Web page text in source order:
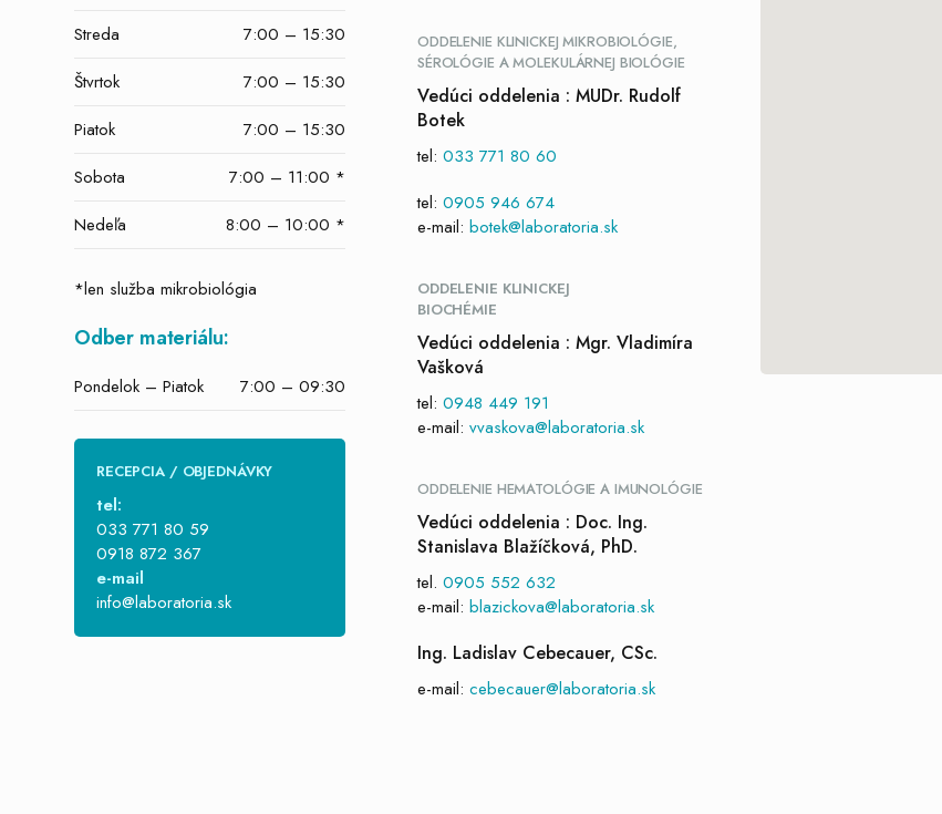
Streda
7:00 – 15:30
Štvrtok
7:00 – 15:30
Piatok
7:00 – 15:30
Sobota
7:00 – 11:00 *
Nedeľa
8:00 – 10:00 *
*len služba mikrobiológia
Odber materiálu:
Pondelok – Piatok 7:00 – 09:30
RECEPCIA / OBJEDNÁVKY
tel:
033 771 80 59
0918 872 367
e-mail
info@laboratoria.sk
ODDELENIE KLINICKEJ MIKROBIOLÓGIE,
SÉROLÓGIE A MOLEKULÁRNEJ BIOLÓGIE
Vedúci oddelenia : MUDr. Rudolf
Botek
tel: 033 771 80 60
tel: 0905 946 674
e-mail: botek@laboratoria.sk
ODDELENIE KLINICKEJ
BIOCHÉMIE
Vedúci oddelenia : Mgr. Vladimíra
Vašková
tel: 0948 449 191
e-mail: vvaskova@laboratoria.sk
ODDELENIE HEMATOLÓGIE A IMUNOLÓGIE
Vedúci oddelenia : Doc. Ing.
Stanislava Blažíčková, PhD.
tel. 0905 552 632
e-mail: blazickova@laboratoria.sk
Ing. Ladislav Cebecauer, CSc.
e-mail: cebecauer@laboratoria.sk